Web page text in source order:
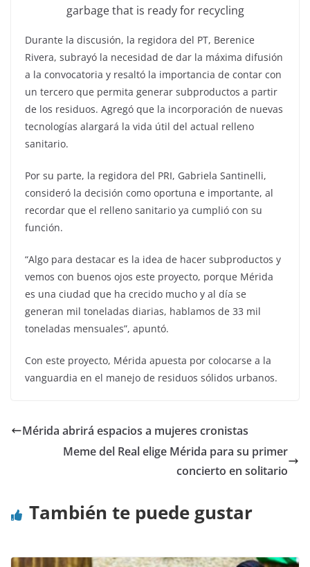
garbage that is ready for recycling
Durante la discusión, la regidora del PT, Berenice
Rivera, subrayó la necesidad de dar la máxima difusión
a la convocatoria y resaltó la importancia de contar con
un tercero que permita generar subproductos a partir
de los residuos. Agregó que la incorporación de nuevas
tecnologías alargará la vida útil del actual relleno
sanitario.
Por su parte, la regidora del PRI, Gabriela Santinelli,
consideró la decisión como oportuna e importante, al
recordar que el relleno sanitario ya cumplió con su
función.
“Algo para destacar es la idea de hacer subproductos y
vemos con buenos ojos este proyecto, porque Mérida
es una ciudad que ha crecido mucho y al día se
generan mil toneladas diarias, hablamos de 33 mil
toneladas mensuales”, apuntó.
Con este proyecto, Mérida apuesta por colocarse a la
vanguardia en el manejo de residuos sólidos urbanos.
Mérida abrirá espacios a mujeres cronistas
Meme del Real elige Mérida para su primer
concierto en solitario
También te puede gustar